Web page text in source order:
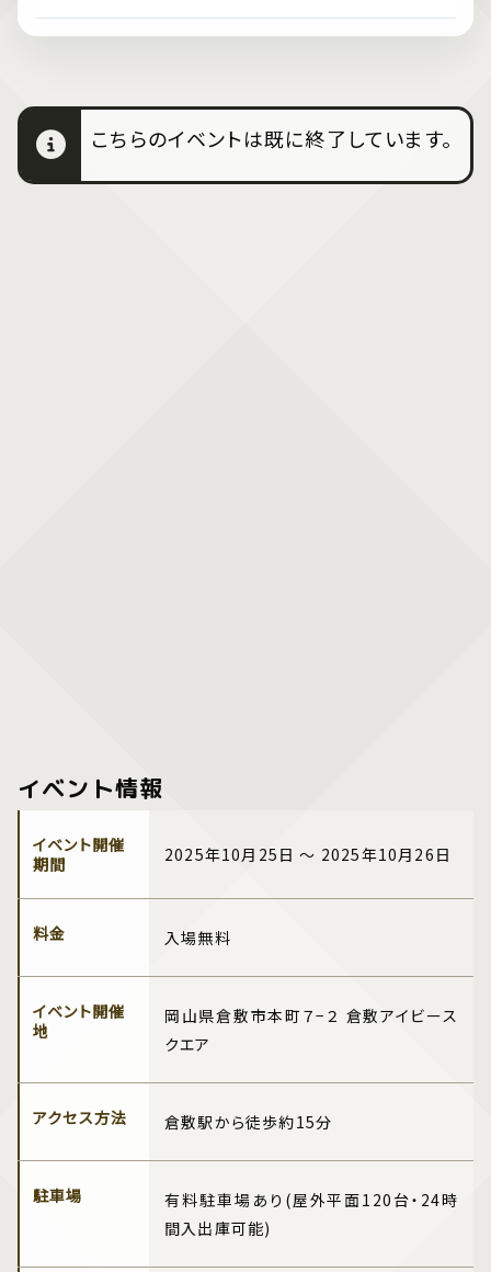
こちらのイベントは既に終了しています。
イベント情報
イベント開催
期間
2025年10月25日 ～ 2025年10月26日
料金 入場無料
イベント開催
地
岡山県倉敷市本町７−２ 倉敷アイビース
クエア
アクセス方法 倉敷駅から徒歩約15分
駐車場
有料駐車場あり(屋外平面120台・24時
間入出庫可能)